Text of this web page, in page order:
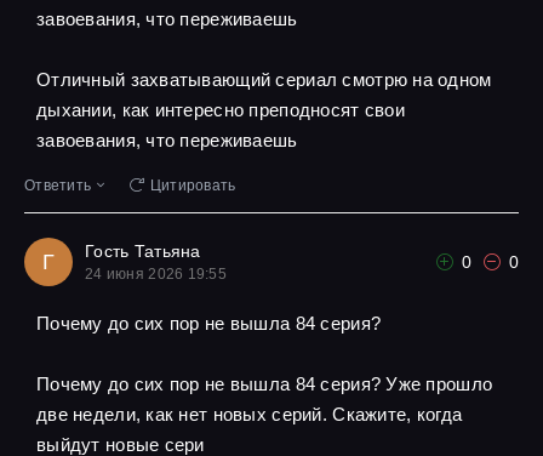
завоевания, что переживаешь
Отличный захватывающий сериал смотрю на одном
дыхании, как интересно преподносят свои
завоевания, что переживаешь
Ответить Цитировать
Г Гость Татьяна
24 июня 2026 19:55
0 0
Почему до сих пор не вышла 84 серия?
Почему до сих пор не вышла 84 серия? Уже прошло
две недели, как нет новых серий. Скажите, когда
выйдут новые сери